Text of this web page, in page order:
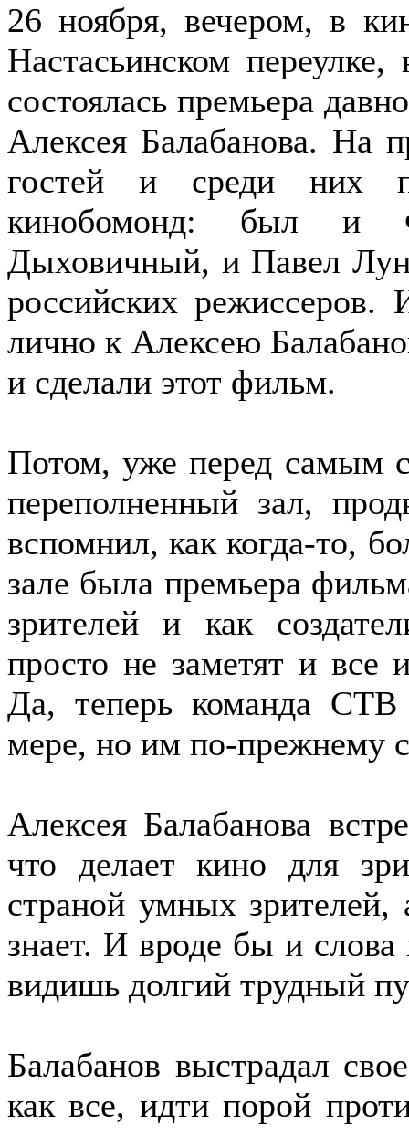
26 ноября, вечером, в
Настасьинском
состоялась премьера
Алексея Балабанова. На
гостей и среди них
кинобомонд: был и
Дыховичный, и Павел
российских режиссеров.
лично к Алексею
и сделали этот фильм.
Потом, уже перед самым
переполненный зал,
вспомнил, как когда-то,
зале была премьера
зрителей и как
просто не заметят и все
Да, теперь команда СТВ
мере, но им по-прежнему
Алексея Балабанова
что делает кино для
страной умных
знает. И вроде бы и
видишь долгий трудный
Балабанов выстрадал
как все, идти порой